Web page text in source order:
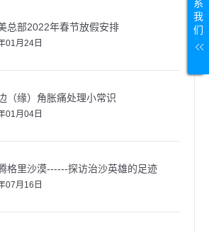
总部2022年春节放假安排
01月24日
（缘）角胀痛处理小常识
01月04日
格里沙漠------探访治沙英雄的足迹
07月16日
系
我
们